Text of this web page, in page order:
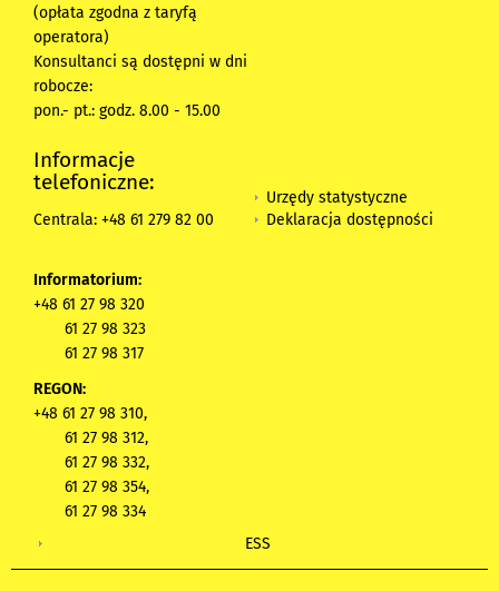
(opłata zgodna z taryfą
operatora)
Konsultanci są dostępni w dni
robocze:
pon.- pt.: godz. 8.00 - 15.00
Informacje
telefoniczne:
Centrala: +48 61 279 82 00
Informatorium:
+48 61 27 98 320
61 27 98 323
61 27 98 317
REGON:
+48 61 27 98 310,
61 27 98 312,
61 27 98 332,
61 27 98 354,
61 27 98 334
Urzędy statystyczne
Deklaracja dostępności
ESS